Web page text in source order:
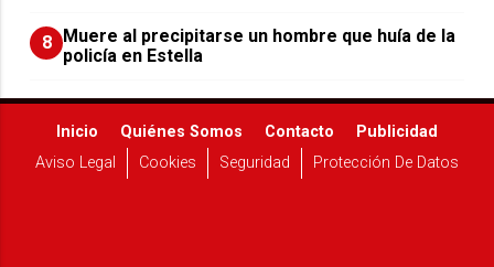
8 Muere al precipitarse un hombre que huía de la
policía en Estella
Inicio Quiénes Somos Contacto
Publicidad
Aviso Legal
Cookies Seguridad Protección De Datos